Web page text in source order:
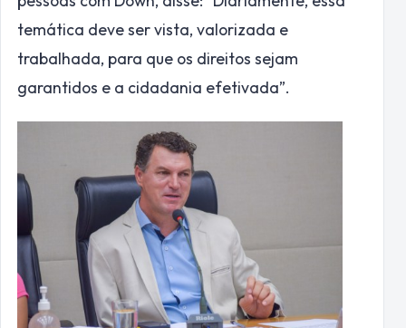
temática deve ser vista, valorizada e
trabalhada, para que os direitos sejam
garantidos e a cidadania efetivada”.